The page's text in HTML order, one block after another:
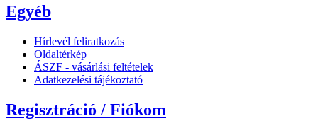
Egyéb
Hírlevél feliratkozás
Oldaltérkép
ÁSZF - vásárlási feltételek
Adatkezelési tájékoztató
Regisztráció / Fiókom